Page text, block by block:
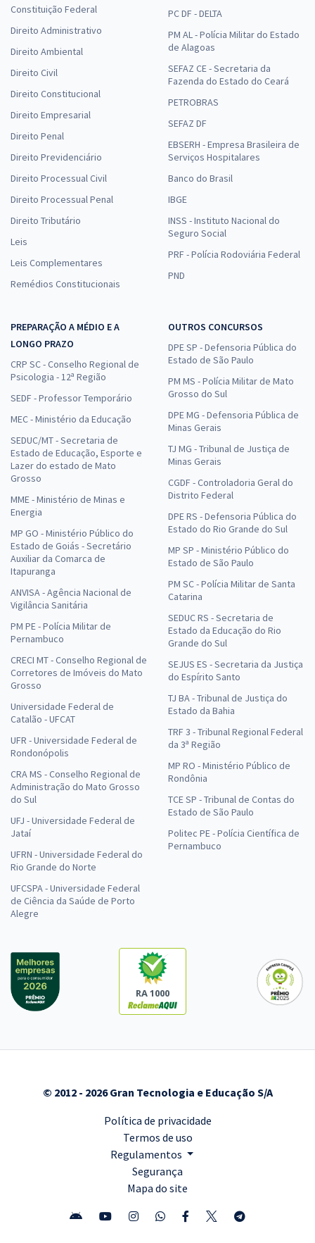
Prefeitura de São Sebastião - AL - Conhecimentos Específicos para
o Cargo de Secretário Escolar (Pós-Edital)
à vista
R$22,32
Comprar
Prefeitura de São Sebastião - AL - Professor(a) de Inglês (Pós-Edital)
à vista
Economize R$ 89,58 (-20%)
Prefeitura de São Sebastião - AL - Conhecimentos Específicos para
o Cargo de Professor(a) de Inglês (Pós-Edital)
à vista
ou 12x de
R$22,32
Economize R$ 66,96 (-20%)
Comprar
Prefeitura de São Sebastião - AL - Professor(a) de Matemática (Pós-
Edital)
à vista
ou 12x de
R$29,86
Economize R$ 89,58 (-20%)
Comprar
Prefeitura de São Sebastião - AL - Conhecimentos Específicos para
o Cargo de Professor(a) de Matemática (Pós-Edital)
à vista
ou 12x de
R$22,32
Economize R$ 66,96 (-20%)
Comprar
Constituição Federal
Direito Administrativo
Direito Ambiental
Direito Civil
Direito Constitucional
Direito Empresarial
Direito Penal
Direito Previdenciário
Direito Processual Civil
Direito Processual Penal
Direito Tributário
Leis
Leis Complementares
Remédios Constitucionais
PC DF - DELTA
PM AL - Polícia Militar do Estado
de Alagoas
SEFAZ CE - Secretaria da
Fazenda do Estado do Ceará
PETROBRAS
SEFAZ DF
EBSERH - Empresa Brasileira de
Serviços Hospitalares
Banco do Brasil
IBGE
INSS - Instituto Nacional do
Seguro Social
PRF - Polícia Rodoviária Federal
PND
PREPARAÇÃO A MÉDIO E A
LONGO PRAZO
CRP SC - Conselho Regional de
Psicologia - 12ª Região
SEDF - Professor Temporário
MEC - Ministério da Educação
SEDUC/MT - Secretaria de
Estado de Educação, Esporte e
Lazer do estado de Mato
Grosso
MME - Ministério de Minas e
Energia
MP GO - Ministério Público do
Estado de Goiás - Secretário
Auxiliar da Comarca de
Itapuranga
ANVISA - Agência Nacional de
Vigilância Sanitária
PM PE - Polícia Militar de
Pernambuco
CRECI MT - Conselho Regional de
Corretores de Imóveis do Mato
Grosso
Universidade Federal de
Catalão - UFCAT
UFR - Universidade Federal de
Rondonópolis
CRA MS - Conselho Regional de
Administração do Mato Grosso
do Sul
UFJ - Universidade Federal de
Jataí
UFRN - Universidade Federal do
Rio Grande do Norte
UFCSPA - Universidade Federal
de Ciência da Saúde de Porto
Alegre
OUTROS CONCURSOS
DPE SP - Defensoria Pública do
Estado de São Paulo
PM MS - Polícia Militar de Mato
Grosso do Sul
DPE MG - Defensoria Pública de
Minas Gerais
TJ MG - Tribunal de Justiça de
Minas Gerais
CGDF - Controladoria Geral do
Distrito Federal
DPE RS - Defensoria Pública do
Estado do Rio Grande do Sul
MP SP - Ministério Público do
Estado de São Paulo
PM SC - Polícia Militar de Santa
Catarina
SEDUC RS - Secretaria de
Estado da Educação do Rio
Grande do Sul
SEJUS ES - Secretaria da Justiça
do Espírito Santo
TJ BA - Tribunal de Justiça do
Estado da Bahia
TRF 3 - Tribunal Regional Federal
da 3ª Região
MP RO - Ministério Público de
Rondônia
TCE SP - Tribunal de Contas do
Estado de São Paulo
Politec PE - Polícia Científica de
Pernambuco
RA 1000
© 2012 - 2026 Gran Tecnologia e Educação S/A
Política de privacidade
Termos de uso
Regulamentos
Segurança
Mapa do site